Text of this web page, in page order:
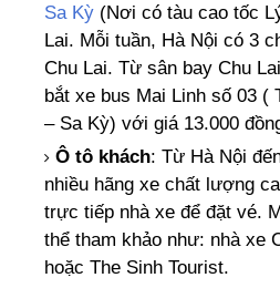
Sa Kỳ (Nơi có tàu cao tốc
Lai. Mỗi tuần, Hà Nội có 3
Chu Lai. Từ sân bay Chu
bắt xe bus Mai Linh số 03 (
– Sa Kỳ) với giá 13.000
Ô tô khách: Từ Hà Nội
nhiều hãng xe chất lượng
trực tiếp nhà xe để đặt vé.
thể tham khảo như: nhà xe
hoặc The Sinh Tourist.